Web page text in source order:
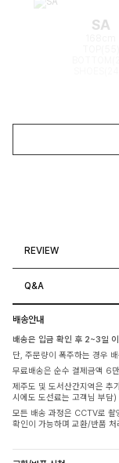
SA
REVIEW
Q&A
배송안내
배송은 입금 확인 후 2~3일
단, 주문량이 폭주하는 경우
무료배송은 순수 결제금액 6
제주도 및 도서산간지역은
시에도 도선료는 고객님 부담)
모든 배송 과정은 CCTV로 촬
확인이 가능하며 교환/반품 처